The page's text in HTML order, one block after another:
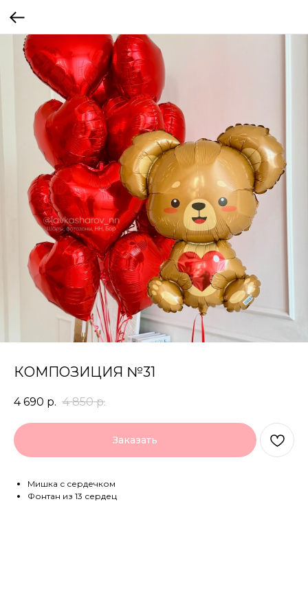
КОМПОЗИЦИЯ №31
4 690 р. 4 850 р.
Заказать
Мишка с сердечком
Фонтан из 13 сердец